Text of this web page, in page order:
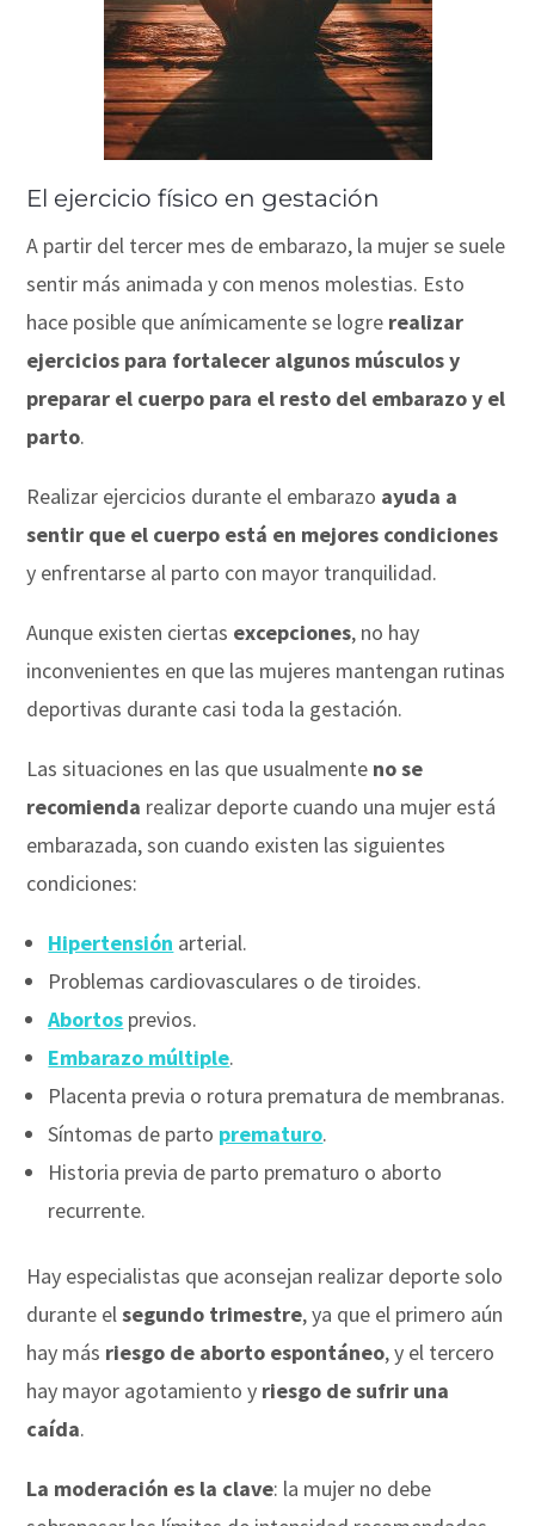
El ejercicio físico en gestación
A partir del tercer mes de embarazo, la mujer se suele
sentir más animada y con menos molestias. Esto
hace posible que anímicamente se logre realizar
ejercicios para fortalecer algunos músculos y
preparar el cuerpo para el resto del embarazo y el
parto.
Realizar ejercicios durante el embarazo ayuda a
sentir que el cuerpo está en mejores condiciones
y enfrentarse al parto con mayor tranquilidad.
Aunque existen ciertas excepciones, no hay
inconvenientes en que las mujeres mantengan rutinas
deportivas durante casi toda la gestación.
Las situaciones en las que usualmente no se
recomienda realizar deporte cuando una mujer está
embarazada, son cuando existen las siguientes
condiciones:
Hipertensión arterial.
Problemas cardiovasculares o de tiroides.
Abortos previos.
Embarazo múltiple.
Placenta previa o rotura prematura de membranas.
Síntomas de parto prematuro.
Historia previa de parto prematuro o aborto
recurrente.
Hay especialistas que aconsejan realizar deporte solo
durante elsegundo trimestre, ya que el primero aún
hay más riesgo de aborto espontáneo, y el tercero
hay mayor agotamiento y riesgo de sufrir una
caída.
La moderación es la clave: la mujer no debe